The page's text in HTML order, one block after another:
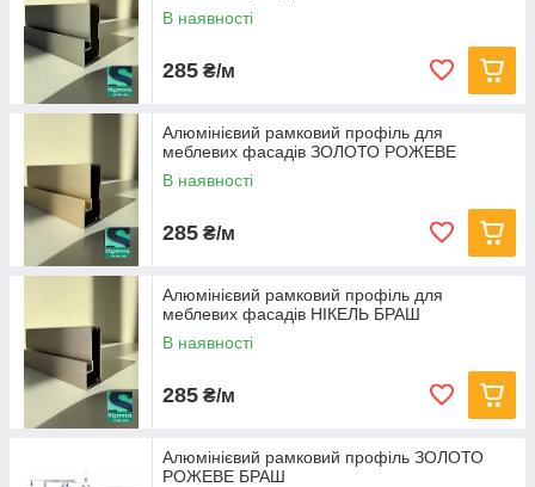
В наявності
285 ₴/м
Алюмінієвий рамковий профіль для
меблевих фасадів ЗОЛОТО РОЖЕВЕ
В наявності
285 ₴/м
Алюмінієвий рамковий профіль для
меблевих фасадів НІКЕЛЬ БРАШ
В наявності
285 ₴/м
Алюмінієвий рамковий профіль ЗОЛОТО
РОЖЕВЕ БРАШ